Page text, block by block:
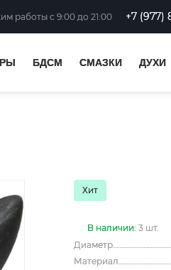
работы с 9:00 до 21:00 +7 (977)
БДСМ СМАЗКИ ДУХИ
Хит
В наличии: 3 шт.
Диаметр
Материал